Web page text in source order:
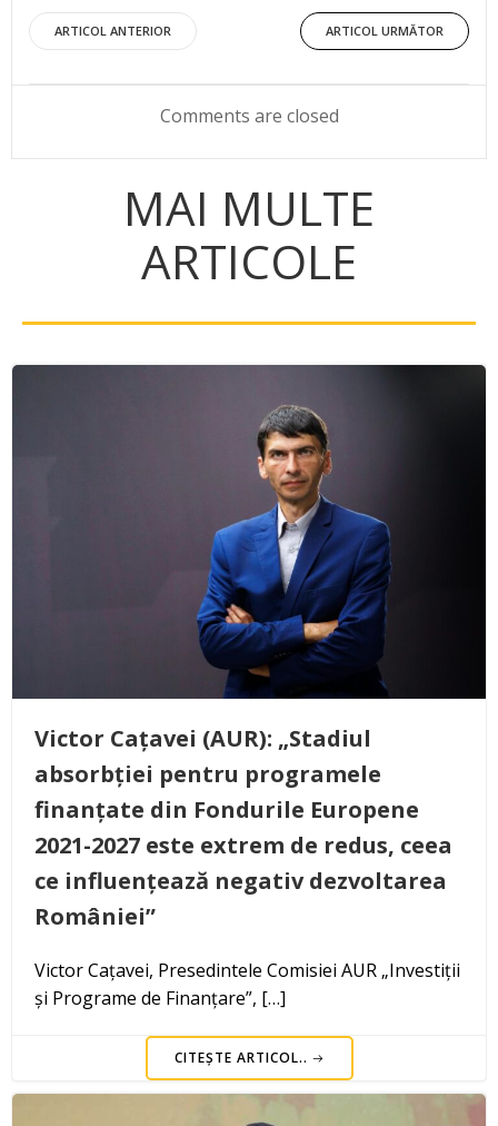
Post
navigation
ARTICOL ANTERIOR
Post
navigation
ARTICOL URMĂTOR
Comments are closed
MAI MULTE
ARTICOLE
Victor Cațavei (AUR): „Stadiul
absorbției pentru programele
finanțate din Fondurile Europene
2021-2027 este extrem de redus, ceea
ce influențează negativ dezvoltarea
României”
Victor Cațavei, Presedintele Comisiei AUR „Investiții
și Programe de Finanțare”, […]
CITEȘTE ARTICOL..